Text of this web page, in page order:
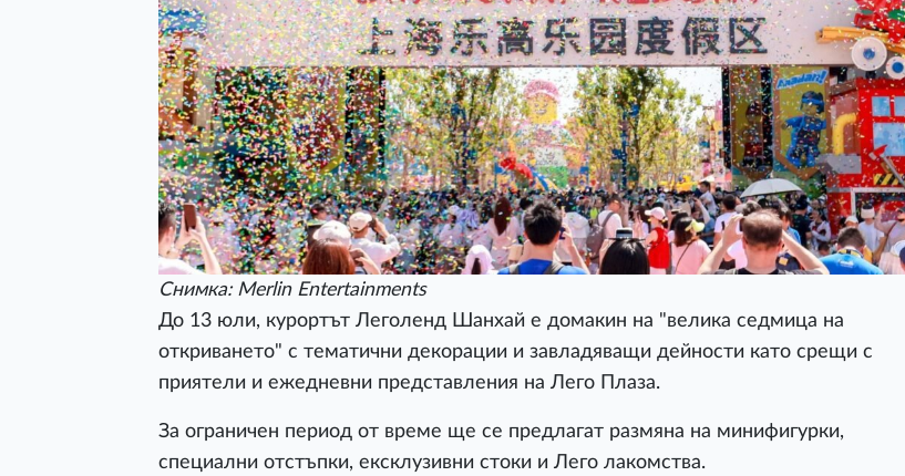
Снимка: Merlin Entertainments
До 13 юли, курортът Леголенд Шанхай е домакин на "велика седмица на
откриването" с тематични декорации и завладяващи дейности като срещи с
приятели и ежедневни представления на Лего Плаза.
За ограничен период от време ще се предлагат размяна на минифигурки,
специални отстъпки, ексклузивни стоки и Лего лакомства.